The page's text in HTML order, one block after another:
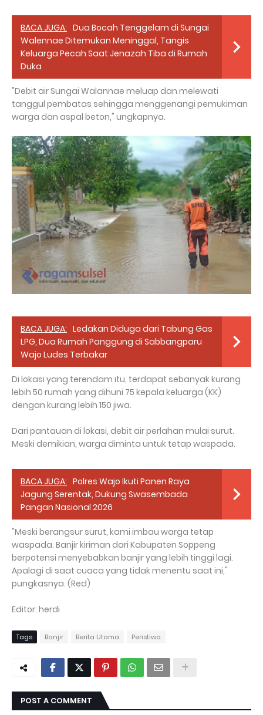
BACA JUGA: Dua Bocah Tenggelam di Sungai
Walennae Ditemukan Meninggal, Tangis
Keluarga Pecah Saat Jenazah Tiba di Rumah
Duka
"Debit air Sungai Walannae meluap dan melewati
tanggul pembatas sehingga menggenangi pemukiman
warga dan aspal beton," ungkapnya.
BACA JUGA: Ledakan Diduga dari Tabung Gas
LPG, Dua Rumah Panggung di Sabbangparu
Wajo Ludes Terbakar
Di lokasi yang terendam itu, terdapat sebanyak kurang
lebih 50 rumah yang dihuni 75 kepala keluarga (KK)
dengan kurang lebih 150 jiwa.
Dari pantauan di lokasi, debit air perlahan mulai surut.
Meski demikian, warga diminta untuk tetap waspada.
BACA JUGA: Polres Wajo Ikuti Panen Raya
Jagung Serentak, Dukung Swasembada
Pangan Nasional 2026
"Meski berangsur surut, kami imbau warga tetap
waspada. Banjir kiriman dari Kabupaten Soppeng
berpotensi menyebabkan banjir yang lebih tinggi lagi.
Apalagi di saat cuaca yang tidak menentu saat ini,"
pungkasnya. (Red)
Editor: herdi
Tags Banjir Berita Utama Peristiwa
POST A COMMENT